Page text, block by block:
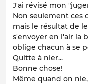
J'ai révisé mon
Non seulement ces
mais le résultat de
s'envoyer en l'air la
oblige chacun à se
Quitte à nier...
Bonne chose!
Même quand on